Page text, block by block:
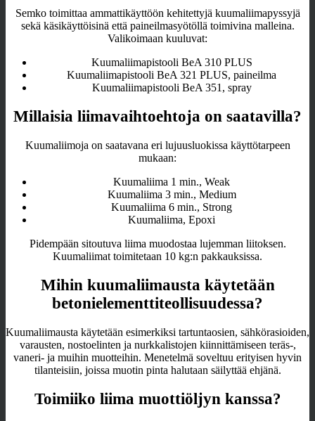
Semko toimittaa ammattikäyttöön kehitettyjä kuumaliimapyssyjä
sekä käsikäyttöisinä että paineilmasyötöllä toimivina malleina.
Valikoimaan kuuluvat:
Kuumaliimapistooli BeA 310 PLUS
Kuumaliimapistooli BeA 321 PLUS, paineilma
Kuumaliimapistooli BeA 351, spray
Millaisia liimavaihtoehtoja on saatavilla?
Kuumaliimoja on saatavana eri lujuusluokissa käyttötarpeen
mukaan:
Kuumaliima 1 min., Weak
Kuumaliima 3 min., Medium
Kuumaliima 6 min., Strong
Kuumaliima, Epoxi
Pidempään sitoutuva liima muodostaa lujemman liitoksen.
Kuumaliimat toimitetaan 10 kg:n pakkauksissa.
Mihin kuumaliimausta käytetään
betonielementtiteollisuudessa?
Kuumaliimausta käytetään esimerkiksi tartuntaosien, sähkörasioiden,
varausten, nostoelinten ja nurkkalistojen kiinnittämiseen teräs-,
vaneri- ja muihin muotteihin. Menetelmä soveltuu erityisen hyvin
tilanteisiin, joissa muotin pinta halutaan säilyttää ehjänä.
Toimiiko liima muottiöljyn kanssa?